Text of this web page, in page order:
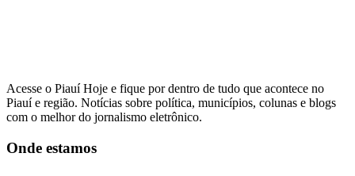
Acesse o Piauí Hoje e fique por dentro de tudo que acontece no
Piauí e região. Notícias sobre política, municípios, colunas e blogs
com o melhor do jornalismo eletrônico.
Onde estamos